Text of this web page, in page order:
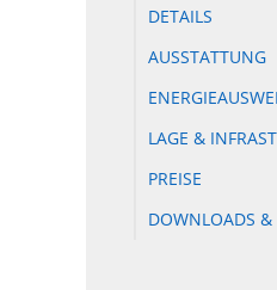
DETAILS
AUSSTATTUNG
LAGE &
PREISE
DOWNLOADS &